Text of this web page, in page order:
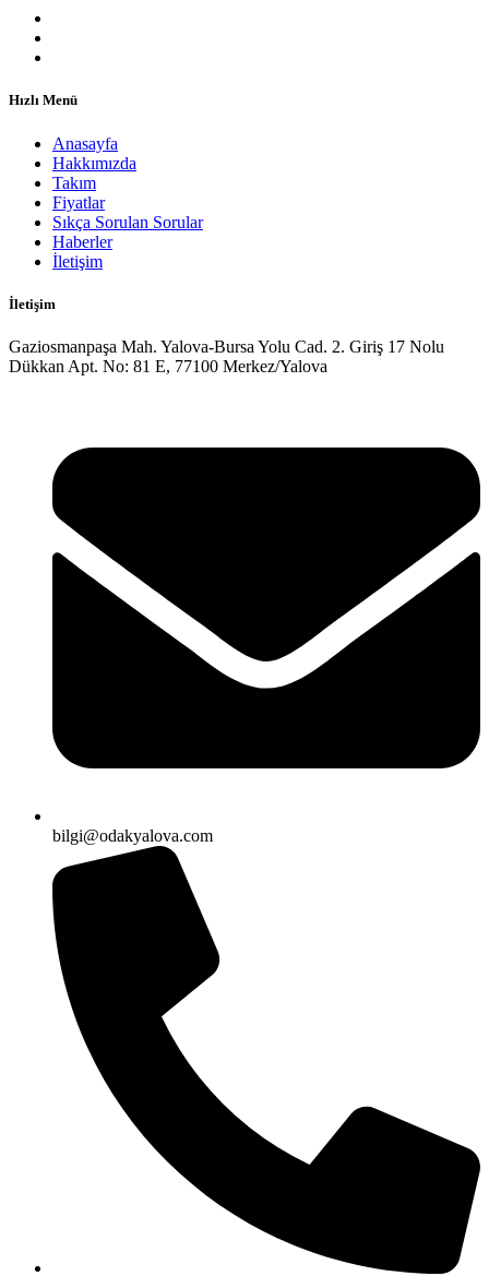
Hızlı Menü
Anasayfa
Hakkımızda
Takım
Fiyatlar
Sıkça Sorulan Sorular
Haberler
İletişim
İletişim
Gaziosmanpaşa Mah. Yalova-Bursa Yolu Cad. 2. Giriş 17 Nolu
Dükkan Apt. No: 81 E, 77100 Merkez/Yalova
bilgi@odakyalova.com